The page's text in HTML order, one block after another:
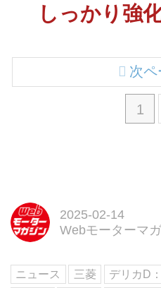
しっかり強
1
次ペ
2025-02-14
Webモーターマ
ニュース 三菱 デリカD